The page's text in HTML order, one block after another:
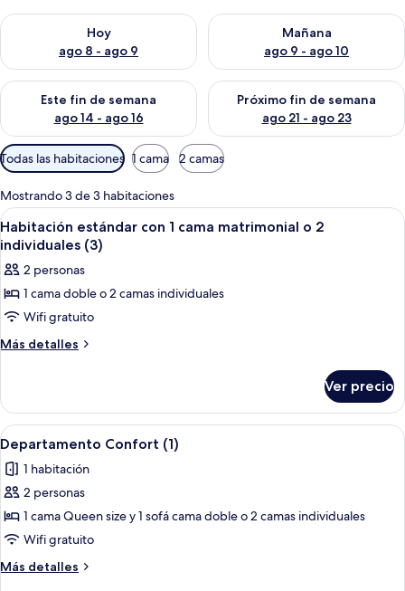
Hoy
ago 8 - ago 9
Consulta la disponibilidad para hoy ago 8 - ago 9
Mañana
ago 9 - ago 10
Consulta la disponibilidad
Este fin de semana
ago 14 - ago 16
Consulta la disponibilidad para este fin de semana ago 14 -
Próximo fin de semana
ago 21 - ago 23
Consulta la disponibilidad
Filtros
disponibles
para
las
habitaciones
Todas las habitaciones 1 cama 2 camas
Mostrando 3 de 3 habitaciones
Abrir
todas
las
fotos
de
Habitación
estándar
cama
matrimonial
o
2
individuales
(3)
Escritorio, cortinas blackout y tabla
5
Habitación estándar con 1 cama matrimonial o 2
individuales (3)
2 personas
1 cama doble o 2 camas individuales
Wifi gratuito
Más detalles
Más
estándar
con
1
cama
matrimonial
o
individuales
(3)
Ver precio
Abrir
todas
las
fotos
de
Departamento
Confort
(1)
Una habitación con sofá, mesa de
4
Departamento Confort (1)
1 habitación
2 personas
1 cama Queen size y 1 sofá cama doble o 2 camas individuales
Wifi gratuito
Más detalles
Más